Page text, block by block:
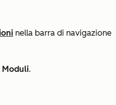
nella barra di navigazione
Moduli.